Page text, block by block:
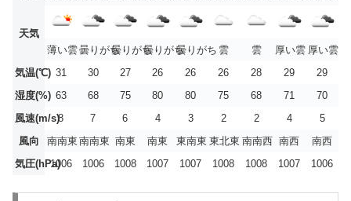
天気
薄い雲曇りがち曇りがち曇りがち曇りがち 雲 雲 厚い雲 厚い雲
気温(℃) 31 30 27 26 26 26 28 29
29
湿度(%) 63 68 75 80 80 75 68 71
70
風速(m/s)8 7 6 4 3 2 2 4
5
風向
南南東 南南東 南東 南東 東南東 東北東 南南西 南西
南西
気圧(hPa)1006 1006 1008 1007 1007 1008 1008 1007 1006